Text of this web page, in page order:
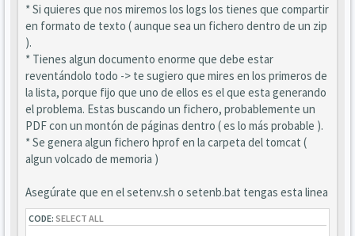
* Si quieres que nos miremos los logs los tienes que compartir
en formato de texto ( aunque sea un fichero dentro de un zip
).
* Tienes algun documento enorme que debe estar
reventándolo todo -> te sugiero que mires en los primeros de
la lista, porque fijo que uno de ellos es el que esta generando
el problema. Estas buscando un fichero, probablemente un
PDF con un montón de páginas dentro ( es lo más probable ).
* Se genera algun fichero hprof en la carpeta del tomcat (
algun volcado de memoria )
Asegúrate que en el setenv.sh o setenb.bat tengas esta linea
CODE: SELECT ALL